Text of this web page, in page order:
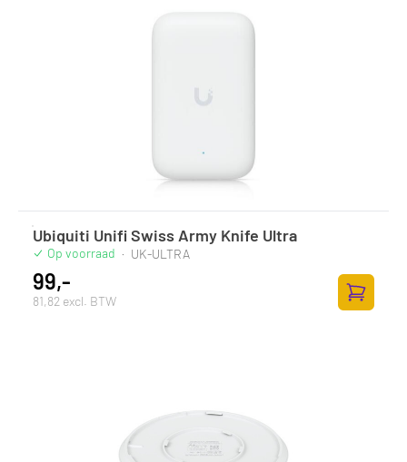
Ubiquiti Unifi Swiss Army Knife Ultra
Op voorraad · UK-ULTRA
99,-
81,82 excl. BTW